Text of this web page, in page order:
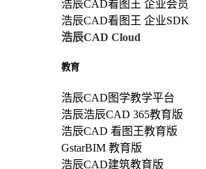
浩辰CAD看图王 企业会员
浩辰CAD看图王 企业SDK
浩辰CAD Cloud
教育
浩辰CAD图学教学平台
浩辰浩辰CAD 365教育版
浩辰CAD 看图王教育版
GstarBIM 教育版
浩辰CAD建筑教育版